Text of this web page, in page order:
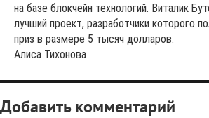
на базе блокчейн технологий. Виталик
лучший проект, разработчики которого
приз в размере 5 тысяч долларов.
Алиса Тихонова
Добавить комментарий